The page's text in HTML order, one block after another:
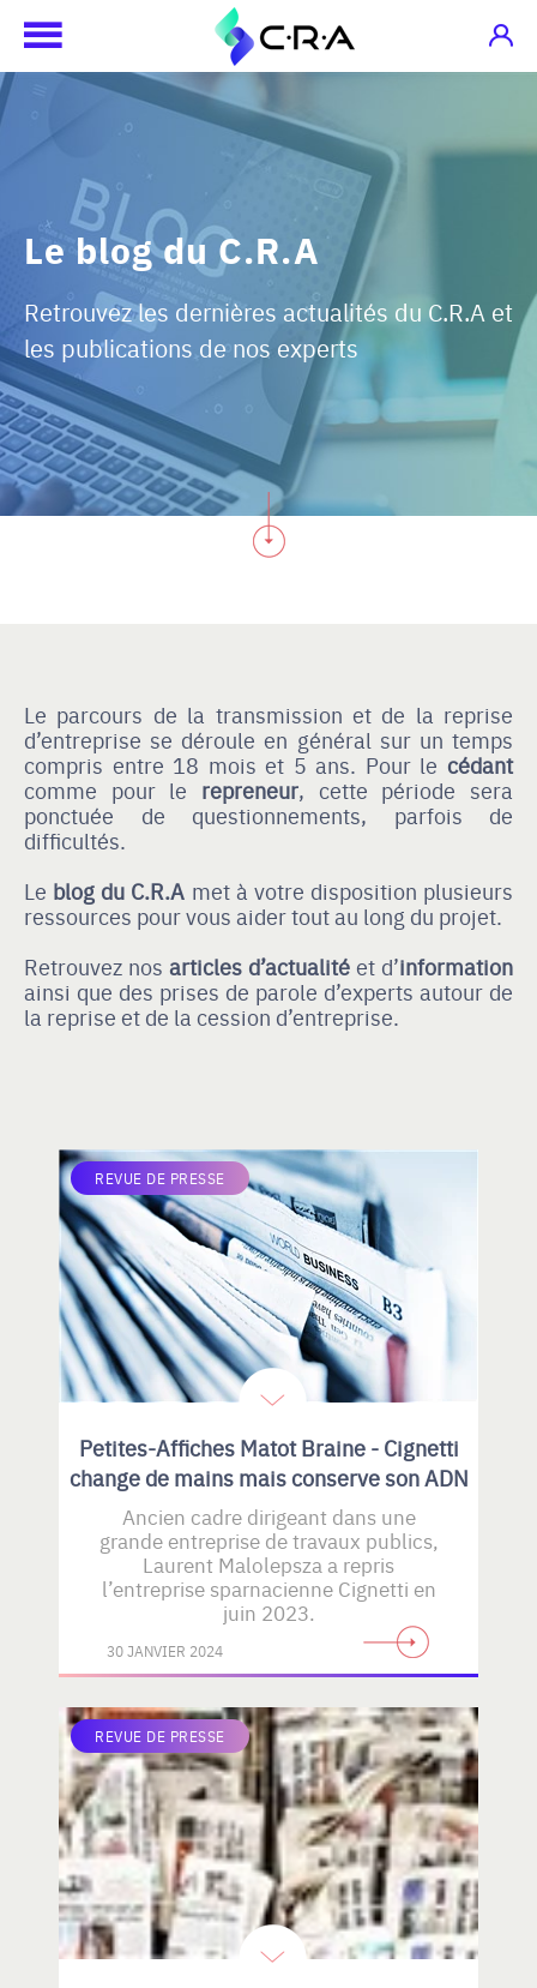
Le blog du C.R.A
Retrouvez les dernières actualités du C.R.A et
les publications de nos experts
Le parcours de la transmission et de la reprise
d’entreprise se déroule en général sur un temps
compris entre 18 mois et 5 ans. Pour le cédant
comme pour le repreneur, cette période sera
ponctuée de questionnements, parfois de
difficultés.
Le blog du C.R.A met à votre disposition plusieurs
ressources pour vous aider tout au long du projet.
Retrouvez nos articles d’actualité et d’information
ainsi que des prises de parole d’experts autour de
la reprise et de la cession d’entreprise.
REVUE DE PRESSE
Petites-Affiches Matot Braine - Cignetti
change de mains mais conserve son ADN
Ancien cadre dirigeant dans une
grande entreprise de travaux publics,
Laurent Malolepsza a repris
l’entreprise sparnacienne Cignetti en
juin 2023.
30 JANVIER 2024
REVUE DE PRESSE